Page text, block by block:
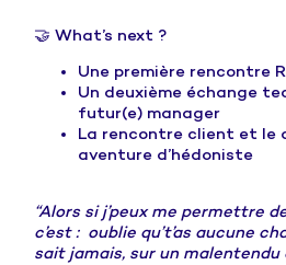
🤝 What’s next ?
Une première rencontre
Un deuxième échange
futur(e) manager
La rencontre client et le
aventure d’hédoniste
“Alors si j’peux me permettre
c’est : oublie qu’t’as aucune
sait jamais, sur un malentendu